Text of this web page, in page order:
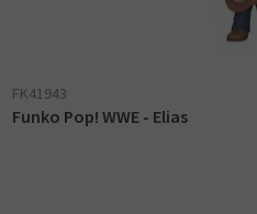
FK41943
Funko Pop! WWE - Elias